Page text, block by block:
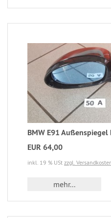
BMW E91 Außenspiegel
EUR 64,00
inkl. 19 % USt zzgl.
mehr...